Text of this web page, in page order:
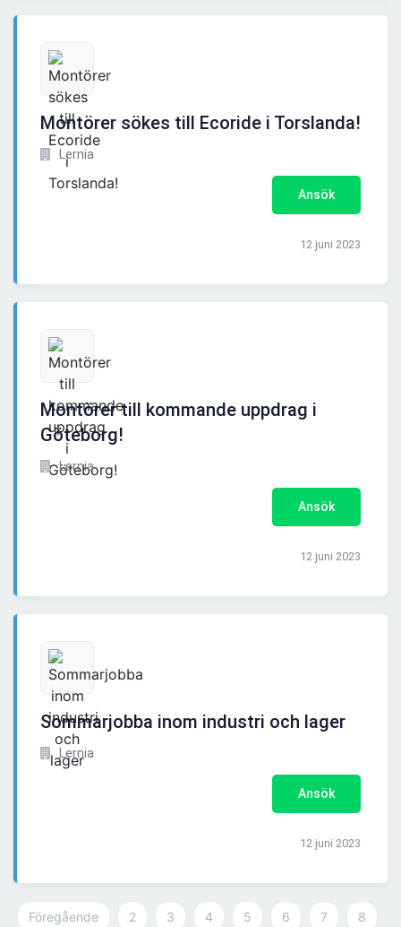
Montörer sökes till Ecoride i Torslanda!
Lernia
Ansök
12 juni 2023
Montörer till kommande uppdrag i
Göteborg!
Lernia
Ansök
12 juni 2023
Sommarjobba inom industri och lager
Lernia
Ansök
12 juni 2023
Föregående 2 3 4 5 6 7 8